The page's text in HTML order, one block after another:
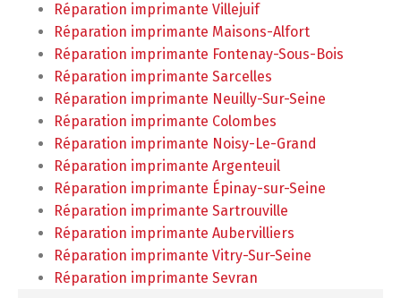
Réparation imprimante Villejuif
Réparation imprimante Maisons-Alfort
Réparation imprimante Fontenay-Sous-Bois
Réparation imprimante Sarcelles
Réparation imprimante Neuilly-Sur-Seine
Réparation imprimante Colombes
Réparation imprimante Noisy-Le-Grand
Réparation imprimante Argenteuil
Réparation imprimante Épinay-sur-Seine
Réparation imprimante Sartrouville
Réparation imprimante Aubervilliers
Réparation imprimante Vitry-Sur-Seine
Réparation imprimante Sevran